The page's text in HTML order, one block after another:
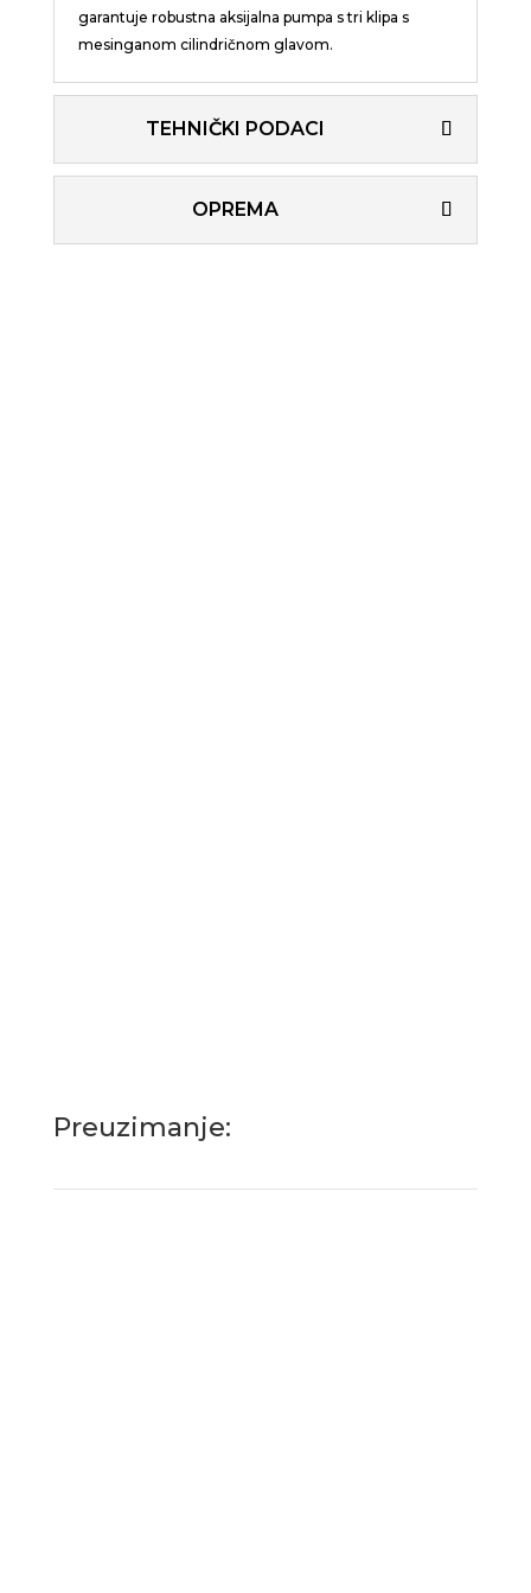
garantuje robustna aksijalna pumpa s tri klipa s
mesinganom cilindričnom glavom.
TEHNIČKI PODACI
OPREMA
Preuzimanje: